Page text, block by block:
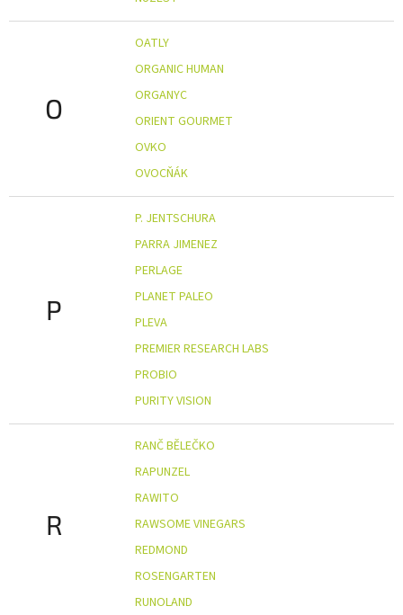
O
OATLY
ORGANIC HUMAN
ORGANYC
ORIENT GOURMET
OVKO
OVOCŇÁK
P
P. JENTSCHURA
PARRA JIMENEZ
PERLAGE
PLANET PALEO
PLEVA
PREMIER RESEARCH LABS
PROBIO
PURITY VISION
R
RANČ BĚLEČKO
RAPUNZEL
RAWITO
RAWSOME VINEGARS
REDMOND
ROSENGARTEN
RUNOLAND